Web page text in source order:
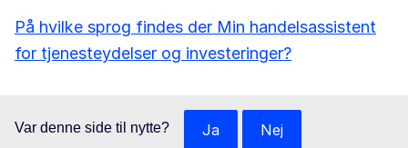
På hvilke sprog findes der Min handelsassistent
for tjenesteydelser og investeringer?
Var denne side til nytte? Ja Nej